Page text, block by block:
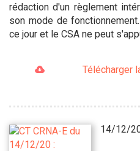
rédaction d'un règlement
son mode de
ce jour et le CSA ne peut
Télécharger
14/12/